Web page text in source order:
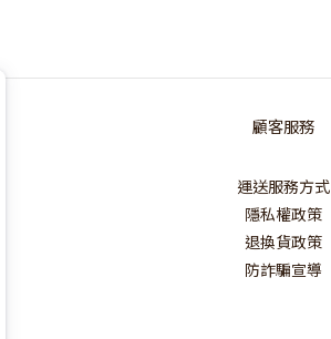
顧客服務
運送服務方式
隱私權政策
退換貨政策
防詐騙宣導